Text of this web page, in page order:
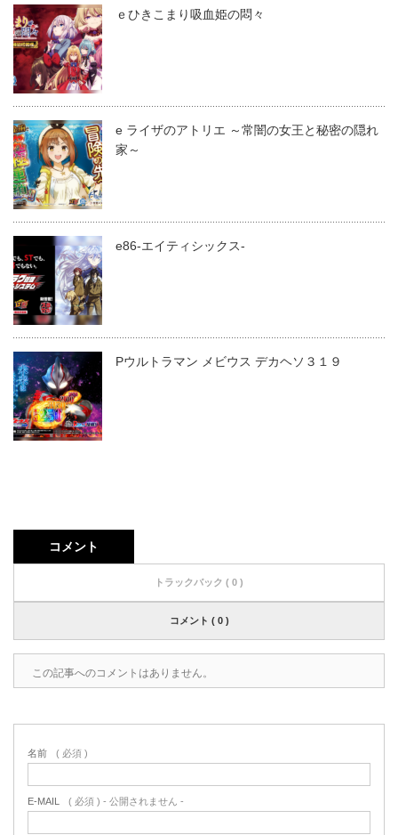
ｅひきこまり吸血姫の悶々
e ライザのアトリエ ～常闇の女王と秘密の隠れ
家～
e86-エイティシックス-
Pウルトラマン メビウス デカヘソ３１９
コメント
トラックバック ( 0 )
コメント ( 0 )
この記事へのコメントはありません。
名前 ( 必須 )
E-MAIL ( 必須 ) - 公開されません -